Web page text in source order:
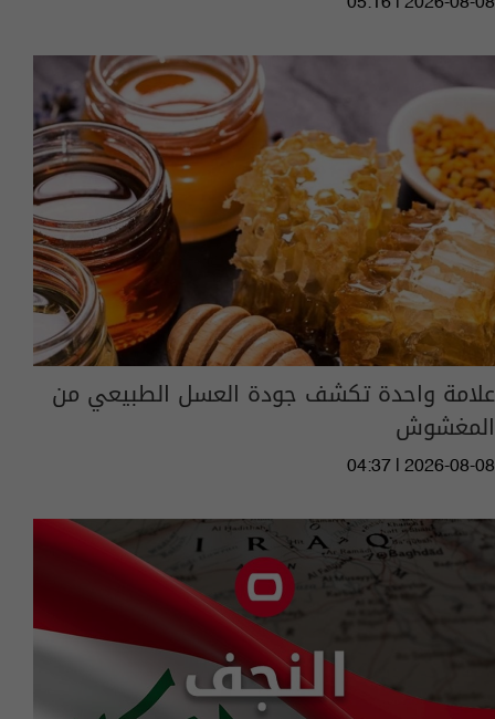
05:16 | 2026-08-08
علامة واحدة تكشف جودة العسل الطبيعي من
المغشوش
04:37 | 2026-08-08